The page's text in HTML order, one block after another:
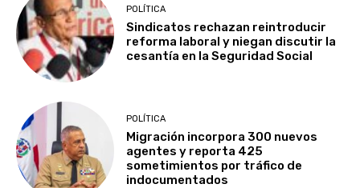
POLÍTICA
Sindicatos rechazan reintroducir
reforma laboral y niegan discutir la
cesantía en la Seguridad Social
POLÍTICA
Migración incorpora 300 nuevos
agentes y reporta 425
sometimientos por tráfico de
indocumentados